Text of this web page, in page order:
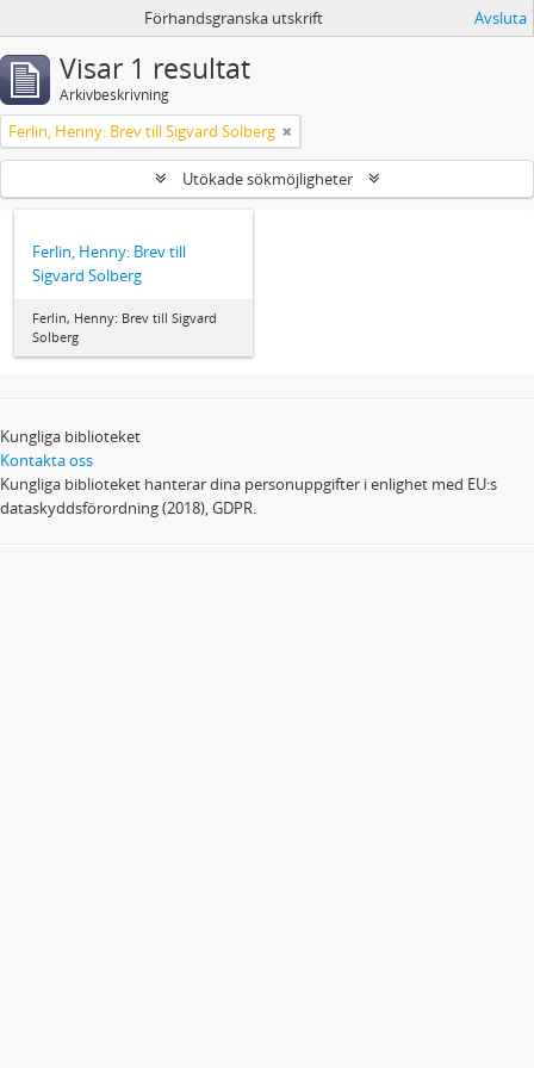
Förhandsgranska utskrift Avsluta
Visar 1 resultat
Arkivbeskrivning
Ferlin, Henny: Brev till Sigvard Solberg
Utökade sökmöjligheter
Ferlin, Henny: Brev till
Sigvard Solberg
Ferlin, Henny: Brev till Sigvard
Solberg
Kungliga biblioteket
Kontakta oss
Kungliga biblioteket hanterar dina personuppgifter i enlighet med EU:s
dataskyddsförordning (2018), GDPR.